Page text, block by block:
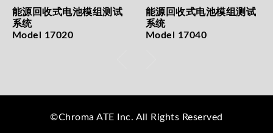
能源回收式电池模组测试
系统
Model 17020
能源回收式电池模组测试
系统
Model 17040
©Chroma ATE Inc. All Rights Reserved